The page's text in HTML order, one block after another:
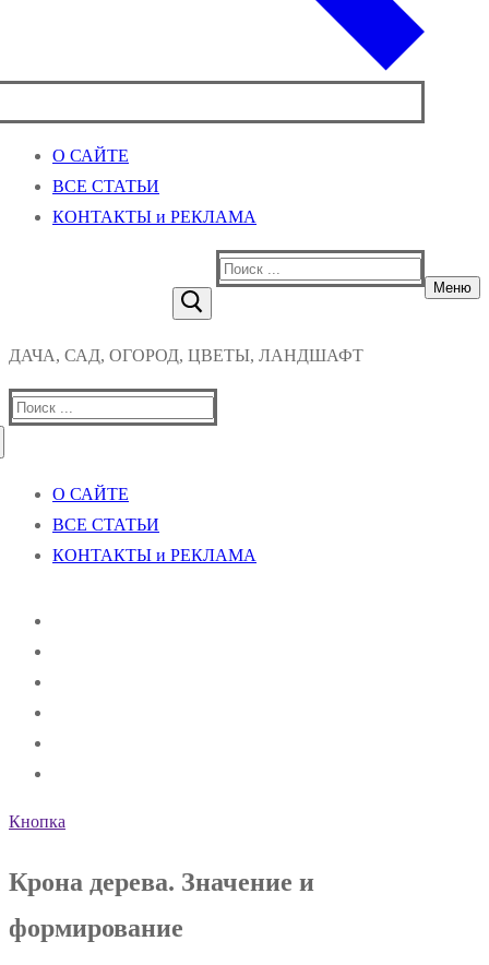
О САЙТЕ
ВСЕ СТАТЬИ
КОНТАКТЫ и РЕКЛАМА
Найти:
Меню
ДАЧА, САД, ОГОРОД, ЦВЕТЫ, ЛАНДШАФТ
Найти:
О САЙТЕ
ВСЕ СТАТЬИ
КОНТАКТЫ и РЕКЛАМА
Кнопка
Крона дерева. Значение и
формирование